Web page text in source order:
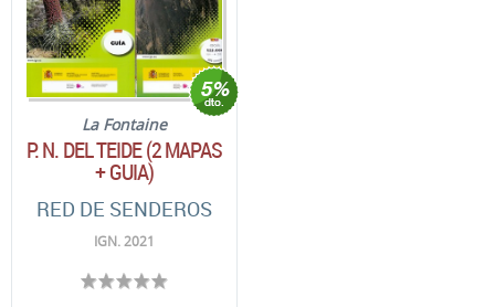
La Fontaine
P. N. DEL TEIDE (2 MAPAS
+ GUIA)
RED DE SENDEROS
IGN. 2021